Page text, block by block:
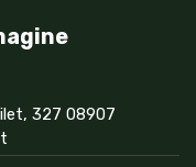
327 08907